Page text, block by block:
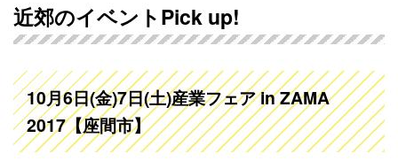
近郊のイベントPick up!
10月6日(金)7日(土)産業フェア in ZAMA
2017【座間市】